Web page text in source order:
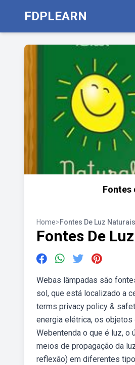
FDPLEARN
Fontes
Home>Fontes De Luz
Fontes De
Webas lâmpadas são
sol, que está localizado a
terms privacy policy &
energia elétrica, os
Webentenda o que é luz, o
meios de propagação da
reflexão) em diferentes